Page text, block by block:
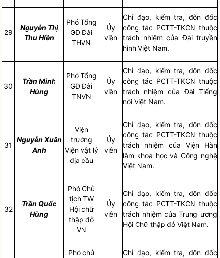
29
Nguyễn Thị
Thu Hiền
Phó Tổng
GĐ Đài
THVN
Ủy
viên
Chỉ đạo, kiểm tra, đôn đốc
công tác PCTT-TKCN thuộc
trách nhiệm của Đài truyền
hình Việt Nam.
30
Trần Minh
Hùng
Phó Tổng
GĐ Đài
TNVN
Ủy
viên
Chỉ đạo, kiểm tra, đôn đốc
công tác PCTT-TKCN thuộc
trách nhiệm của Đài Tiếng
nói Việt Nam.
31
Nguyễn Xuân
Anh
Viện
trưởng
Viện vật lý
địa cầu
Ủy
viên
Chỉ đạo, kiểm tra, đôn đốc
công tác PCTT-TKCN thuộc
trách nhiệm của Viện Hàn
lâm khoa học và Công nghệ
Việt Nam.
32
Trần Quốc
Hùng
Phó Chủ
tịch TW
Hội chữ
thập đỏ
VN
Ủy
viên
Chỉ đạo, kiểm tra, đôn đốc
công tác PCTT-TKCN thuộc
trách nhiệm của Trung ương
Hội Chữ thập đỏ Việt Nam.
Phó chủ
Chỉ đạo, kiểm tra, đôn đốc